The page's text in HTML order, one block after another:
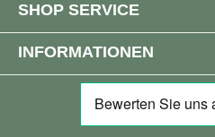
SHOP SERVICE
INFORMATIONEN